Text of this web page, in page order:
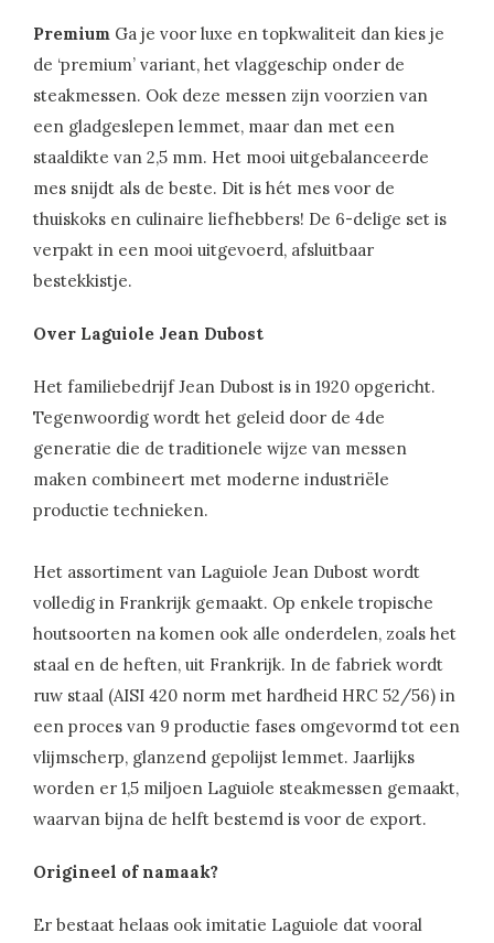
Premium Ga je voor luxe en topkwaliteit dan kies je
de ‘premium’ variant, het vlaggeschip onder de
steakmessen. Ook deze messen zijn voorzien van
een gladgeslepen lemmet, maar dan met een
staaldikte van 2,5 mm. Het mooi uitgebalanceerde
mes snijdt als de beste. Dit is hét mes voor de
thuiskoks en culinaire liefhebbers! De 6-delige set is
verpakt in een mooi uitgevoerd, afsluitbaar
bestekkistje.
Over Laguiole Jean Dubost
Het familiebedrijf Jean Dubost is in 1920 opgericht.
Tegenwoordig wordt het geleid door de 4de
generatie die de traditionele wijze van messen
maken combineert met moderne industriële
productie technieken.
Het assortiment van Laguiole Jean Dubost wordt
volledig in Frankrijk gemaakt. Op enkele tropische
houtsoorten na komen ook alle onderdelen, zoals het
staal en de heften, uit Frankrijk. In de fabriek wordt
ruw staal (AISI 420 norm met hardheid HRC 52/56) in
een proces van 9 productie fases omgevormd tot een
vlijmscherp, glanzend gepolijst lemmet. Jaarlijks
worden er 1,5 miljoen Laguiole steakmessen gemaakt,
waarvan bijna de helft bestemd is voor de export.
Origineel of namaak?
Er bestaat helaas ook imitatie Laguiole dat vooral